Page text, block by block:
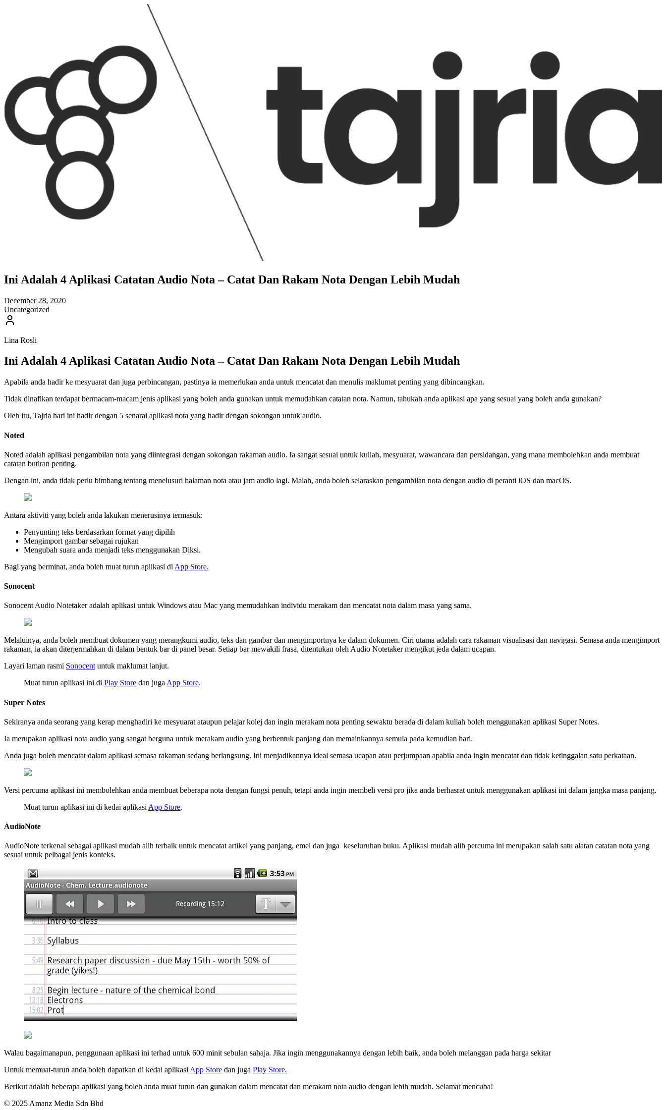
Ini Adalah 4 Aplikasi Catatan Audio Nota – Catat Dan Rakam Nota Dengan Lebih Mudah
December 28, 2020
Uncategorized
Lina Rosli
Ini Adalah 4 Aplikasi Catatan Audio Nota – Catat Dan Rakam Nota Dengan Lebih Mudah
Apabila anda hadir ke mesyuarat dan juga perbincangan, pastinya ia memerlukan anda untuk mencatat dan menulis maklumat penting yang dibincangkan.
Tidak dinafikan terdapat bermacam-macam jenis aplikasi yang boleh anda gunakan untuk memudahkan catatan nota. Namun, tahukah anda aplikasi apa yang sesuai yang boleh anda gunakan?
Oleh itu, Tajria hari ini hadir dengan 5 senarai aplikasi nota yang hadir dengan sokongan untuk audio.
Noted
Noted adalah aplikasi pengambilan nota yang diintegrasi dengan sokongan rakaman audio. Ia sangat sesuai untuk kuliah, mesyuarat, wawancara dan persidangan, yang mana membolehkan anda membuat
catatan butiran penting.
Dengan ini, anda tidak perlu bimbang tentang menelusuri halaman nota atau jam audio lagi. Malah, anda boleh selaraskan pengambilan nota dengan audio di peranti iOS dan macOS.
Antara aktiviti yang boleh anda lakukan menerusinya termasuk:
Penyunting teks berdasarkan format yang dipilih
Mengimport gambar sebagai rujukan
Mengubah suara anda menjadi teks menggunakan Diksi.
Bagi yang berminat, anda boleh muat turun aplikasi di App Store.
Sonocent
Sonocent Audio Notetaker adalah aplikasi untuk Windows atau Mac yang memudahkan individu merakam dan mencatat nota dalam masa yang sama.
Melaluinya, anda boleh membuat dokumen yang merangkumi audio, teks dan gambar dan mengimportnya ke dalam dokumen. Ciri utama adalah cara rakaman visualisasi dan navigasi. Semasa anda mengimport
rakaman, ia akan diterjermahkan di dalam bentuk bar di panel besar. Setiap bar mewakili frasa, ditentukan oleh Audio Notetaker mengikut jeda dalam ucapan.
Layari laman rasmi Sonocentuntuk maklumat lanjut.
Muat turun aplikasi ini di Play Store dan jugaApp Store.
Super Notes
Sekiranya anda seorang yang kerap menghadiri ke mesyuarat ataupun pelajar kolej dan ingin merakam nota penting sewaktu berada di dalam kuliah boleh menggunakan aplikasi Super Notes.
Ia merupakan aplikasi nota audio yang sangat berguna untuk merakam audio yang berbentuk panjang dan memainkannya semula pada kemudian hari.
Anda juga boleh mencatat dalam aplikasi semasa rakaman sedang berlangsung. Ini menjadikannya ideal semasa ucapan atau perjumpaan apabila anda ingin mencatat dan tidak ketinggalan satu perkataan.
Versi percuma aplikasi ini membolehkan anda membuat beberapa nota dengan fungsi penuh, tetapi anda ingin membeli versi pro jika anda berhasrat untuk menggunakan aplikasi ini dalam jangka masa panjang.
Muat turun aplikasi ini di kedai aplikasi App Store.
AudioNote
AudioNote terkenal sebagai aplikasi mudah alih terbaik untuk mencatat artikel yang panjang, emel dan juga keseluruhan buku. Aplikasi mudah alih percuma ini merupakan salah satu alatan catatan nota yang
sesuai untuk pelbagai jenis konteks.
Walau bagaimanapun, penggunaan aplikasi ini terhad untuk 600 minit sebulan sahaja. Jika ingin menggunakannya dengan lebih baik, anda boleh melanggan pada harga sekitar
Untuk memuat-turun anda boleh dapatkan di kedai aplikasiApp Store dan juga Play Store.
Berikut adalah beberapa aplikasi yang boleh anda muat turun dan gunakan dalam mencatat dan merakam nota audio dengan lebih mudah. Selamat mencuba!
© 2025 Amanz Media Sdn Bhd